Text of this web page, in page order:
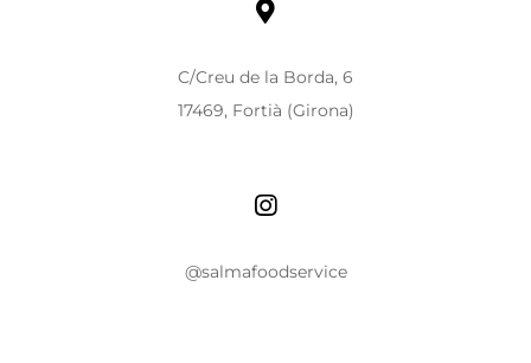
C/Creu de la Borda, 6
17469, Fortià (Girona)
@salmafoodservice